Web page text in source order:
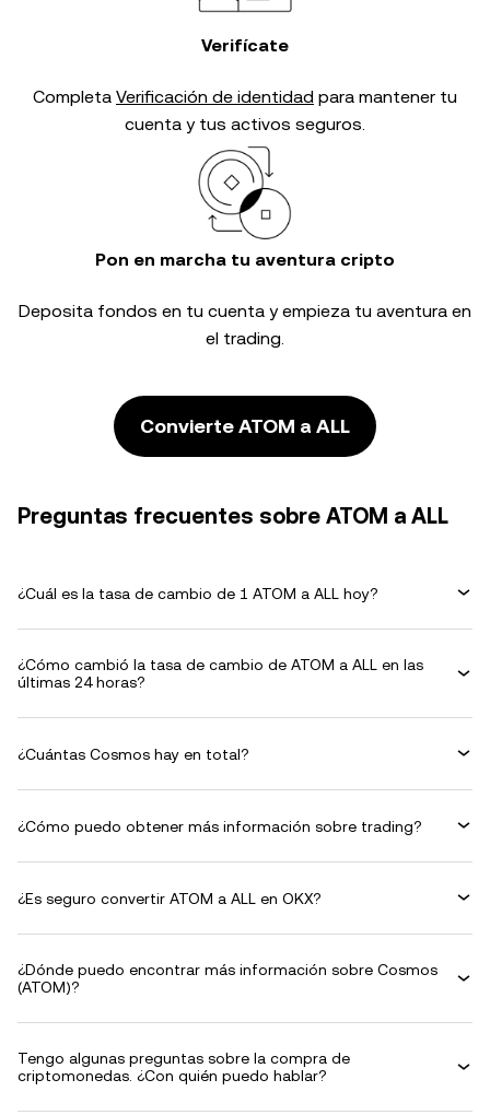
Verifícate
Completa Verificación de identidad para mantener tu
cuenta y tus activos seguros.
Pon en marcha tu aventura cripto
Deposita fondos en tu cuenta y empieza tu aventura en
el trading.
Convierte ATOM a ALL
Preguntas frecuentes sobre ATOM a ALL
¿Cuál es la tasa de cambio de 1 ATOM a ALL hoy?
¿Cómo cambió la tasa de cambio de ATOM a ALL en las
últimas 24 horas?
¿Cuántas Cosmos hay en total?
¿Cómo puedo obtener más información sobre trading?
¿Es seguro convertir ATOM a ALL en OKX?
¿Dónde puedo encontrar más información sobre Cosmos
(ATOM)?
Tengo algunas preguntas sobre la compra de
criptomonedas. ¿Con quién puedo hablar?